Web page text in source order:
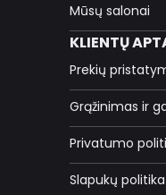
Mūsų salonai
KLIENTŲ
Prekių
Grąžinimas ir
Privatumo
Slapukų politika